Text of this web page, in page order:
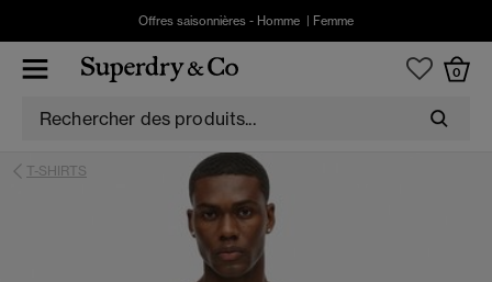
Offres saisonnières - Homme Femme
0
T-SHIRTS